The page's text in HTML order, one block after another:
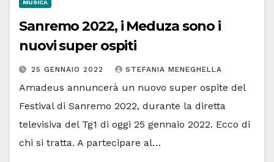
MUSICA
Sanremo 2022, i Meduza sono i
nuovi super ospiti
25 GENNAIO 2022 STEFANIA MENEGHELLA
Amadeus annuncerà un nuovo super ospite del
Festival di Sanremo 2022, durante la diretta
televisiva del Tg1 di oggi 25 gennaio 2022. Ecco di
chi si tratta. A partecipare al…